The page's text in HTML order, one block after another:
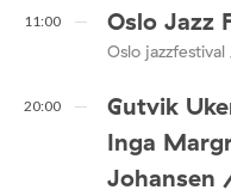
11:00 Oslo Jazz
Oslo
20:00
Gutvik
Inga
Johansen